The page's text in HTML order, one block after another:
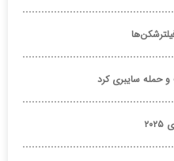
حمله سایبری کرد